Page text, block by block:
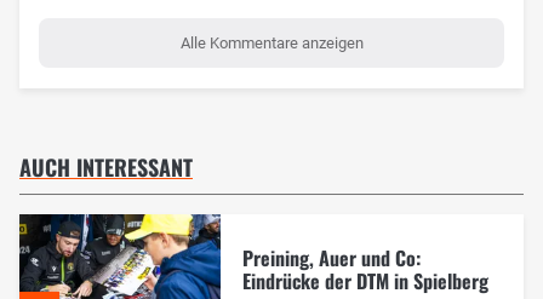
Alle Kommentare anzeigen
AUCH INTERESSANT
Preining, Auer und Co:
Eindrücke der DTM in Spielberg